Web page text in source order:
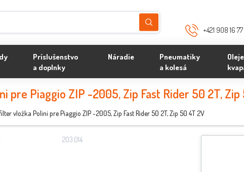
+421 908 16
Príslušenstvo
a doplnky
Náradie
Pneumatiky
a kolesá
pre Piaggio ZIP -2005, Zip Fast Rider 50 2T, Zip
vložka Polini pre Piaggio ZIP -2005, Zip Fast Rider 50 2T, Zip 50 4T 2V
203.014